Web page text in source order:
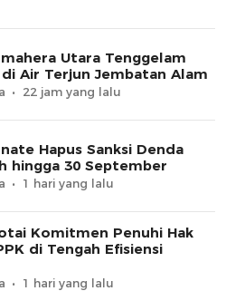
Utara Tenggelam
Air Terjun Jembatan Alam
22 jam yang lalu
Hapus Sanksi Denda
hingga 30 September
1 hari yang lalu
Komitmen Penuhi Hak
di Tengah Efisiensi
1 hari yang lalu